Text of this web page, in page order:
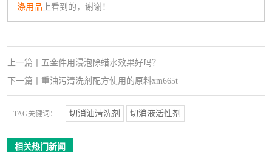
涤用品 上看到的，谢谢！
上一篇
五金件用浸泡除蜡水效果好吗？
下一篇
重油污清洗剂配方使用的原料xm665t
TAG关健词： 切消油清洗剂 切消液活性剂
相关热门新闻